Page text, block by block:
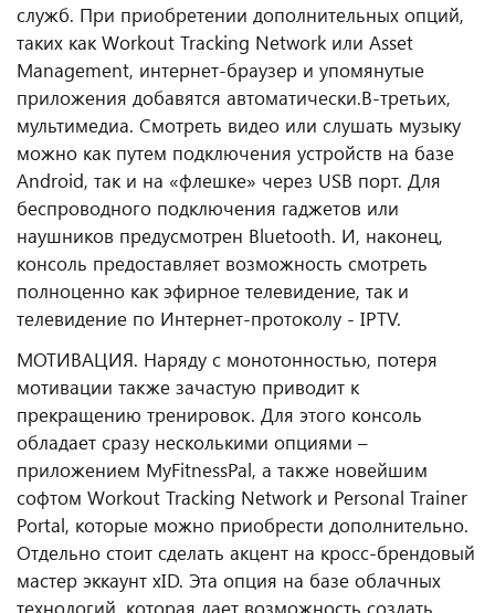
служб. При приобретении дополнительных опций,
таких как Workout Tracking Network или Asset
Management, интернет-браузер и упомянутые
приложения добавятся автоматически.В-третьих,
мультимедиа. Смотреть видео или слушать музыку
можно как путем подключения устройств на базе
Android, так и на «флешке» через USB порт. Для
беспроводного подключения гаджетов или
наушников предусмотрен Bluetooth. И, наконец,
консоль предоставляет возможность смотреть
полноценно как эфирное телевидение, так и
телевидение по Интернет-протоколу - IPTV.
МОТИВАЦИЯ. Наряду с монотонностью, потеря
мотивации также зачастую приводит к
прекращению тренировок. Для этого консоль
обладает сразу несколькими опциями –
приложением MyFitnessPal, а также новейшим
софтом Workout Tracking Network и Personal Trainer
Portal, которые можно приобрести дополнительно.
Отдельно стоит сделать акцент на кросс-брендовый
мастер эккаунт xID. Эта опция на базе облачных
технологий, которая дает возможность создать